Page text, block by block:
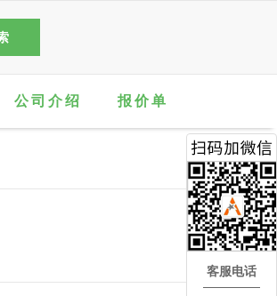
公司介绍 报价单
客服电话